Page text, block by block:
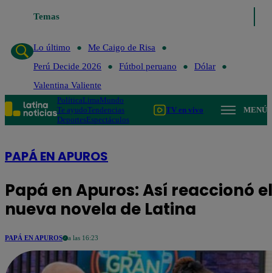
Temas
Lo último
Lo último
Me Caigo de Risa
Perú Decide 2026
Fútbol peruano
Dólar
Valentina Valiente
PolíticaLimaMundo
Te ayudoTendencias
DeportesEspectáculos
TV en vivo MENÚ
PAPÁ EN APUROS
Papá en Apuros: Así reaccionó
nueva novela de Latina
PAPÁ EN APUROS a las 16:23